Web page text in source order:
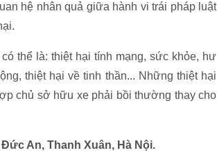
hệ nhân quả giữa hành vi trái pháp luật
thể là: thiệt hại tính mạng, sức khỏe, hư
thiệt hại về tinh thần... Những thiệt hại
chủ sở hữu xe phải bồi thường thay cho
An, Thanh Xuân, Hà Nội.